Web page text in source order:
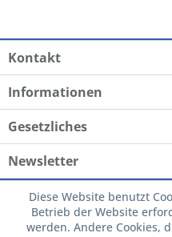
Kontakt
Informationen
Gesetzliches
Newsletter
Diese Website benutzt
Betrieb der Website
werden. Andere Cookies,